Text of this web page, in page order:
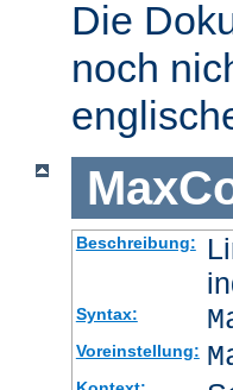
Die
noch
Beschreibung:
Syntax:
Voreinstellung: